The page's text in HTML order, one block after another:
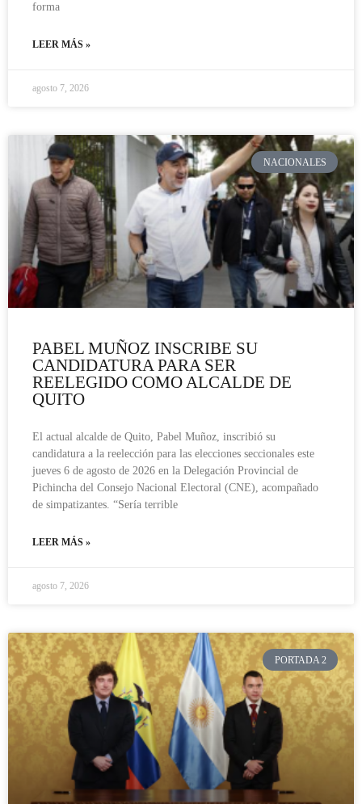
forma
LEER MÁS »
agosto 7, 2026
NACIONALES
PABEL MUÑOZ INSCRIBE SU
CANDIDATURA PARA SER
REELEGIDO COMO ALCALDE DE
QUITO
El actual alcalde de Quito, Pabel Muñoz, inscribió su
candidatura a la reelección para las elecciones seccionales este
jueves 6 de agosto de 2026 en la Delegación Provincial de
Pichincha del Consejo Nacional Electoral (CNE), acompañado
de simpatizantes. “Sería terrible
LEER MÁS »
agosto 7, 2026
PORTADA 2